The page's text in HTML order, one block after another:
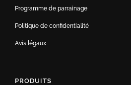
Programme de parrainage
Politique de confidentialité
Avis légaux
PRODUITS